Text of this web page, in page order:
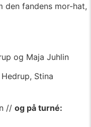
den fandens mor-hat,
og Maja Juhlin
Stina
// og på turné: